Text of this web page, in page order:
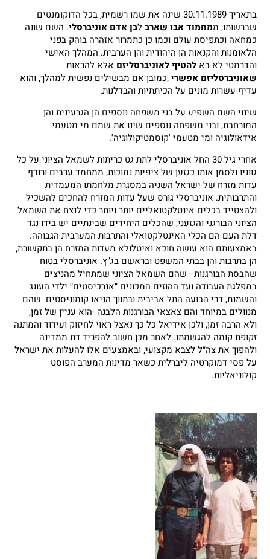
בתאריך 30.11.1989 שינה את שמו רשמית, בכל הדוקומנטים
שברשותו, ממחמוד אבו שארבלבן אדם אוניברסלי. השם שונה
כמחאה וכתפיסת עולם וכמו כן כתמרור אזהרה בוהק בפני
הלאומנות והקנאות הן היהודית והן הערבית. המהלך האישי
והדרמטי לא באלהטיף לאוניברסליזם אלא להראות
שאוניברסליזם אפשרי ,כמובן אם מבשילים נפשית למהלך, והוא
עדיף עשרות מונים על הכיתתיות והבדלנות.
שינוי השם השפיע על בני משפחה נוספים הן הגרעינית והן
המורחבת, ובני משפחה נוספים שינו את שמם מי מטעמי
אידאולוגיה ומי מטעמי 'קוסמטיקולוגיה'.
אחרי גיל 30 החל אוניברסלי לתת גט כריתות לשמאל הציוני על כל
גווניו ולסמן אותו כגזען של ציפיות נמוכות, ממחמד ערבים ורודף
עדות מזרח של ישראל השניה במסגרת מלחמתו המעמדית
והתרבותית. אוניברסלי גורס שעל עדות המזרח להחכים להשכיל
ולהצטייד בכלים אינטלקטואליים יותר ויותר כדי לנצח את השמאל
הציוני הבורגני והגזעני, שהכלים היחידים שבינתיים יש בידו נגד
דלת העם הם הכלי האינטלקטואלי והתרבות המערבית הגבוהה.
באמצעותם הוא עושה חוכא ואיטלולא מעדות המזרח הן בתקשורת,
הן בתרבות והן בבתי המשפט ובראשם בג"ץ. אוניברסלי בטוח
שהבסת הבורגנות - שהם השמאל הציוני שמתחיל מהניצים
במפלגת העבודה ועד ההוזים המכונים ״אנרכיסטים״ ילדי העונג
והשמנת, דרי הבועה התל אביבית ובתווך הניאו קומוניסטים שהם
מנוולים במיוחד והם צאצאי הבורגנות הלבנה -הוא עניין של זמן,
ולא הרבה זמן, ולכן אידיאל כל כך נאצל ראוי לחיזוק ועידוד והמתנה
זקופת קומה להגשמתו. לאחר מכן חשוב להפריד דת ממדינה
ולהפוך את צה״ל לצבא מקצועי, ובאמצעים אלו להעלות את ישראל
על פסי דמוקרטיה ליברלית כשאר מדינות המערב הפוסט
קולוניאליות.